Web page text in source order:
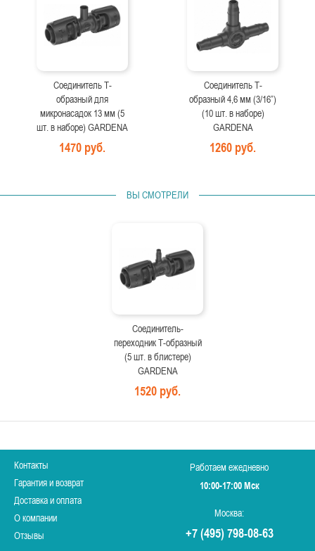
Соединитель T-
образный для
микронасадок 13 мм (5
шт. в наборе) GARDENA
1470 руб.
Соединитель Т-
образный 4,6 мм (3/16”)
(10 шт. в наборе)
GARDENA
1260 руб.
ВЫ СМОТРЕЛИ
Соединитель-
переходник Т-образный
(5 шт. в блистере)
GARDENA
1520 руб.
Контакты
Гарантия и возврат
Доставка и оплата
О компании
Отзывы
Работаем ежедневно
10:00-17:00 Мск
Москва:
+7 (495) 798-08-63